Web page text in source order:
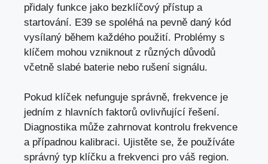
přidaly funkce jako bezklíčový přístup a
startování. E39 se spoléhá na pevně daný kód
vysílaný během každého použití. Problémy s
klíčem mohou vzniknout z různých důvodů
včetně slabé baterie nebo rušení signálu.
Pokud klíček nefunguje správně, frekvence je
jedním z hlavních faktorů ovlivňující řešení.
Diagnostika může zahrnovat kontrolu frekvence
a případnou kalibraci. Ujistěte se, že používáte
správný typ klíčku a frekvenci pro váš region.